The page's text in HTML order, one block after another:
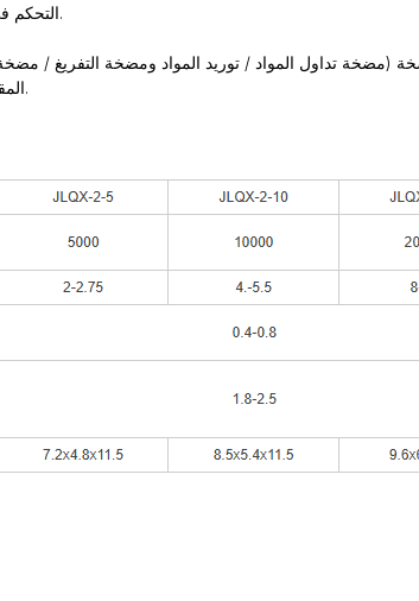
التحكم في المعلومات تنفيذ العمل المنسق للمعدات العلوية والسفلية.
تداول المواد / توريد المواد ومضخة التفريغ /
المقابلة من الصمامات و أداة قياس ، منصة العمل وأجزاء أخرى.